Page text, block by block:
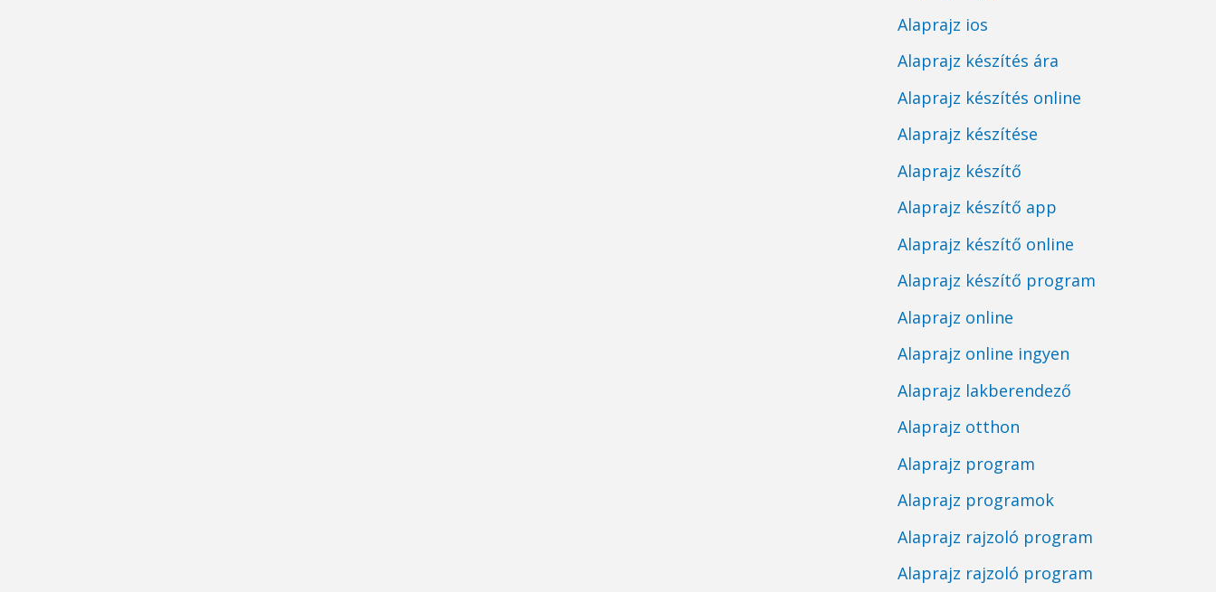
Alaprajz ios
Alaprajz készítés ára
Alaprajz készítés online
Alaprajz készítése
Alaprajz készítő
Alaprajz készítő app
Alaprajz készítő online
Alaprajz készítő program
Alaprajz online
Alaprajz online ingyen
Alaprajz lakberendező
Alaprajz otthon
Alaprajz program
Alaprajz programok
Alaprajz rajzoló program
Alaprajz rajzoló program